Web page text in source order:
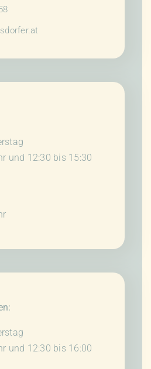
und 12:30 bis 15:30
und 12:30 bis 16:00